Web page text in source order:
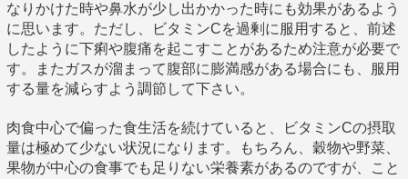
なりかけた時や鼻水が少し出かかった時にも効果があるよう
に思います。ただし、ビタミンCを過剰に服用すると、前述
したように下痢や腹痛を起こすことがあるため注意が必要で
す。またガスが溜まって腹部に膨満感がある場合にも、服用
する量を減らすよう調節して下さい。
肉食中心で偏った食生活を続けていると、ビタミンCの摂取
量は極めて少ない状況になります。もちろん、穀物や野菜、
果物が中心の食事でも足りない栄養素があるのですが、こと